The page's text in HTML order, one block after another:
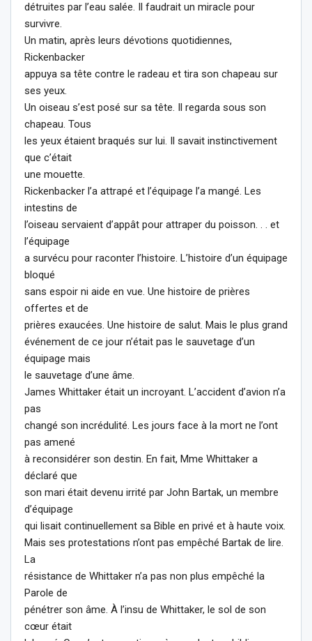
détruites par l’eau salée. Il faudrait un miracle pour
survivre.
Un matin, après leurs dévotions quotidiennes,
Rickenbacker
appuya sa tête contre le radeau et tira son chapeau sur
ses yeux.
Un oiseau s’est posé sur sa tête. Il regarda sous son
chapeau. Tous
les yeux étaient braqués sur lui. Il savait instinctivement
que c’était
une mouette.
Rickenbacker l’a attrapé et l’équipage l’a mangé. Les
intestins de
l’oiseau servaient d’appât pour attraper du poisson. . . et
l’équipage
a survécu pour raconter l’histoire. L’histoire d’un équipage
bloqué
sans espoir ni aide en vue. Une histoire de prières
offertes et de
prières exaucées. Une histoire de salut. Mais le plus grand
événement de ce jour n’était pas le sauvetage d’un
équipage mais
le sauvetage d’une âme.
James Whittaker était un incroyant. L’accident d’avion n’a
pas
changé son incrédulité. Les jours face à la mort ne l’ont
pas amené
à reconsidérer son destin. En fait, Mme Whittaker a
déclaré que
son mari était devenu irrité par John Bartak, un membre
d’équipage
qui lisait continuellement sa Bible en privé et à haute voix.
Mais ses protestations n’ont pas empêché Bartak de lire.
La
résistance de Whittaker n’a pas non plus empêché la
Parole de
pénétrer son âme. À l’insu de Whittaker, le sol de son
cœur était